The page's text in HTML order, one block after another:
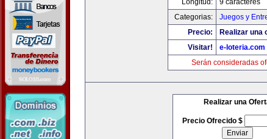
Longitud:
9 caracteres
Categorias:
Juegos y
Precio:
Realizar una
Visitar!
e-loteria.com
Serán consideradas
Realizar una
Precio Ofrecido $